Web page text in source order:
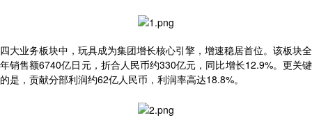
四大业务板块中，玩具成为集团增长核心引擎，增速稳居首位。该板块全
年销售额6740亿日元，折合人民币约330亿元，同比增长12.9%。更关键
的是，贡献分部利润约62亿人民币，利润率高达18.8%。